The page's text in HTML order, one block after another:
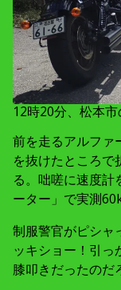
12時20分、松本市
前を走るアルファ
を抜けたところで
る。咄嗟に速度
ーター」で実測
制服警官がピシャ
ッキショー！引っ
膝叩きだったのだ